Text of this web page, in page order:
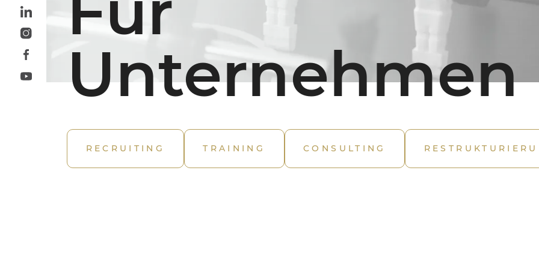
office@menschen-im-vertrieb.at Tel.: +43 316 225 079
Unternehmen
RECRUITING TRAINING CONSULTING